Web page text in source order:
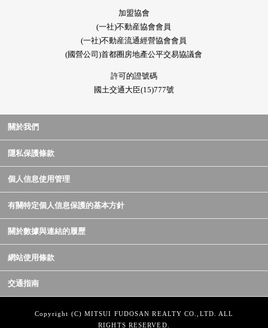
加盟協會
(一社)不動産協會會員
(一社)不動産流通經營協會會員
(國營公司)首都圈房地產公平交易協議會
許可的證號碼
國土交通大臣(15)777號
關於我們
隱私保護條款
個人信息使用管理
有關特定個人信息保護的基本方針
關於數據與連結的履歷
網站使用條款
交通指南
Copyright (C) MITSUI FUDOSAN REALTY CO.,LTD. ALL
RIGHTS RESERVED.